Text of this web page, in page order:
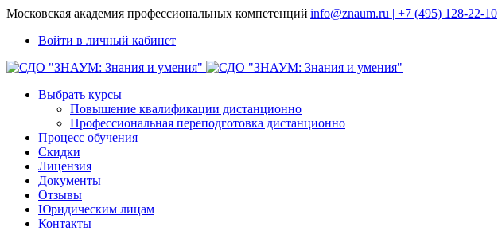
Московская академия профессиональных компетенций|info@znaum.ru | +7 (495) 128-22-10
Войти в личный кабинет
Выбрать курсы
Повышение квалификации дистанционно
Профессиональная переподготовка дистанционно
Процесс обучения
Скидки
Лицензия
Документы
Отзывы
Юридическим лицам
Контакты